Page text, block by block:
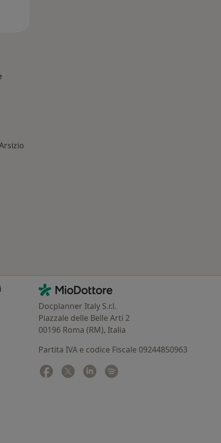
Contatti
MioDottore - Homepage
Docplanner Italy S.r.l.
Piazzale delle Belle Arti 2
00196 Roma (RM), Italia
Partita IVA e codice Fiscale 09244850963
Facebook
si apre in una nuova scheda
Twitter
si apre in una nuova scheda
Linkedin
si apre in una nuova scheda